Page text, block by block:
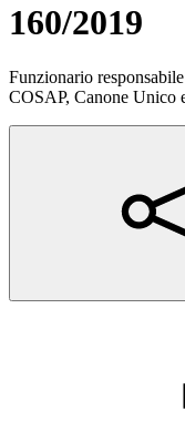
160/2019
Funzionario
COSAP, Canone Unico